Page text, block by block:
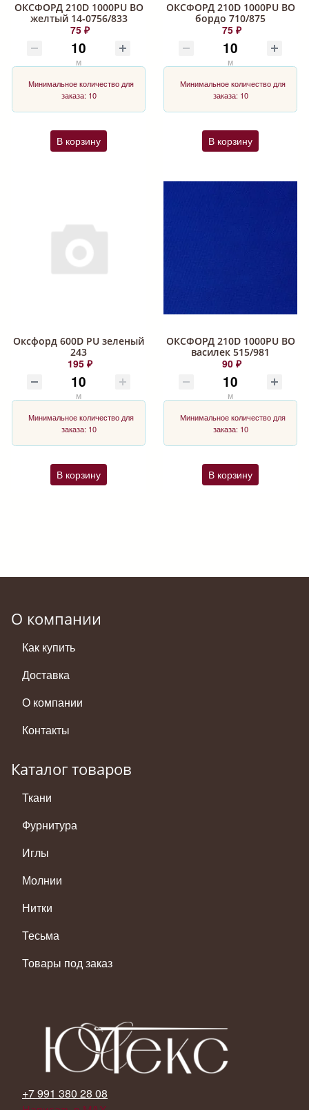
ОКСФОРД 210D 1000PU ВО
желтый 14-0756/833
75 ₽
м
Минимальное количество для
заказа: 10
В корзину
ОКСФОРД 210D 1000PU ВО
бордо 710/875
75 ₽
м
Минимальное количество для
заказа: 10
В корзину
Оксфорд 600D PU зеленый
243
195 ₽
м
Минимальное количество для
заказа: 10
В корзину
ОКСФОРД 210D 1000PU ВО
василек 515/981
90 ₽
м
Минимальное количество для
заказа: 10
В корзину
О компании
Как купить
Доставка
О компании
Контакты
Каталог товаров
Ткани
Фурнитура
Иглы
Молнии
Нитки
Тесьма
Товары под заказ
+7 991 380 28 08